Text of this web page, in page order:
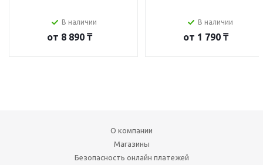
В наличии
от 8 890 ₸
В наличии
от 1 790 ₸
О компании
Магазины
Безопасность онлайн платежей